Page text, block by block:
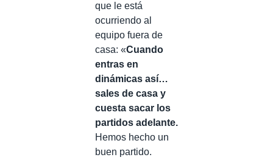
que le está
ocurriendo al
equipo fuera de
casa: «Cuando
entras en
dinámicas así…
sales de casa y
cuesta sacar los
partidos adelante.
Hemos hecho un
buen partido.